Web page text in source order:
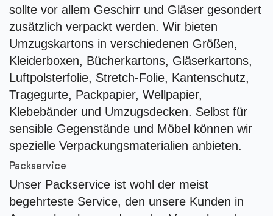
sollte vor allem Geschirr und Gläser gesondert
zusätzlich verpackt werden. Wir bieten
Umzugskartons in verschiedenen Größen,
Kleiderboxen, Bücherkartons, Gläserkartons,
Luftpolsterfolie, Stretch-Folie, Kantenschutz,
Tragegurte, Packpapier, Wellpapier,
Klebebänder und Umzugsdecken. Selbst für
sensible Gegenstände und Möbel können wir
spezielle Verpackungsmaterialien anbieten.
Packservice
Unser Packservice ist wohl der meist
begehrteste Service, den unsere Kunden in